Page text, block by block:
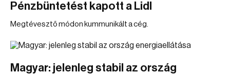
Pénzbüntetést kapott a Lidl
Megtévesztő módon kummunikált a cég.
Magyar: jelenleg stabil az ország